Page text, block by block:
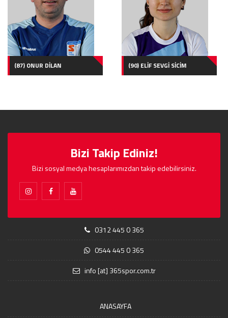
(87) ONUR DİLAN (90) ELİF SEVGİ SİCİM
Bizi Takip Ediniz!
Bizi sosyal medya hesaplarımızdan takip edebilirsiniz.
0312 445 0 365
0544 445 0 365
info [at] 365spor.com.tr
ANASAYFA